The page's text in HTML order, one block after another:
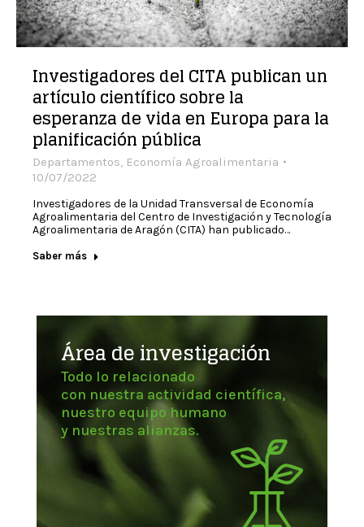
Investigadores del CITA publican un
artículo científico sobre la
esperanza de vida en Europa para la
planificación pública
Departamentos, Economía Agroalimentaria
10/07/2022
Investigadores de la Unidad Transversal de Economía
Agroalimentaria del Centro de Investigación y Tecnología
Agroalimentaria de Aragón (CITA) han publicado…
Saber más
Área de investigación
Todo lo relacionado
con nuestra actividad científica,
nuestro equipo humano
y nuestras alianzas.